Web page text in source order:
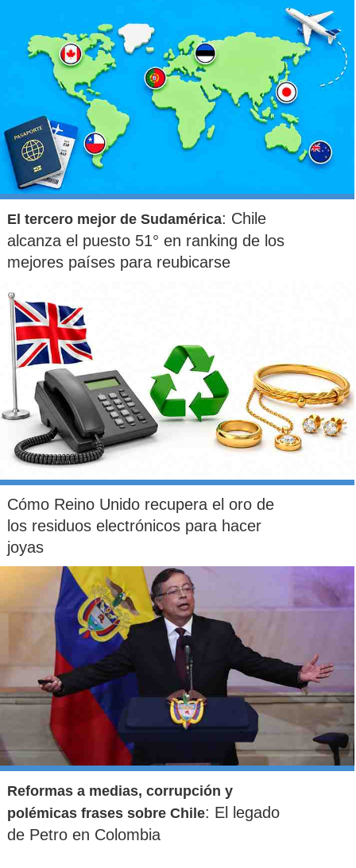
El tercero mejor de Sudamérica: Chile
alcanza el puesto 51° en ranking de los
mejores países para reubicarse
Cómo Reino Unido recupera el oro de
los residuos electrónicos para hacer
joyas
Reformas a medias, corrupción y
polémicas frases sobre Chile: El legado
de Petro en Colombia